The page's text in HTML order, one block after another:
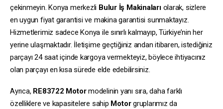
çekinmeyin. Konya merkezli Bulur İş Makinalarıolarak, sizlere
en uygun fiyat garantisi ve makina garantisi sunmaktayız.
Hizmetlerimiz sadece Konya ile sınırlı kalmayıp, Türkiye’nin her
yerine ulaşmaktadır. İletişime geçtiğiniz andan itibaren, istediğiniz
parçayı 24 saat içinde kargoya vermekteyiz, böylece ihtiyacınız
olan parçayı en kısa sürede elde edebilirsiniz.
Ayrıca, RE83722 Motormodelinin yanı sıra, daha farklı
özelliklere ve kapasitelere sahip Motorgruplarımız da